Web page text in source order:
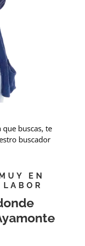
buscas, te
buscador
EN